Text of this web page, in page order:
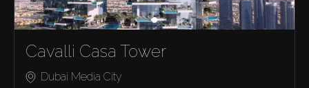
Cavalli Casa Tower
Dubai Media City